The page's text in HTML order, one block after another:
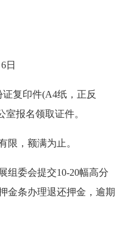
日
复印件(A4纸，正反
报名领取证件。
限，额满为止。
组委会提交10-20幅高分
金条办理退还押金，逾期